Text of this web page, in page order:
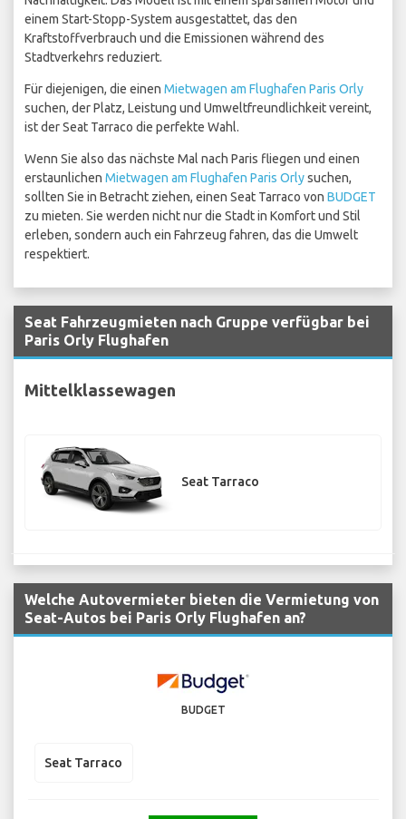
einem Start-Stopp-System ausgestattet, das den
Kraftstoffverbrauch und die Emissionen während des
Stadtverkehrs reduziert.
Für diejenigen, die einen Mietwagen am Flughafen Paris Orly
suchen, der Platz, Leistung und Umweltfreundlichkeit vereint,
ist der Seat Tarraco die perfekte Wahl.
Wenn Sie also das nächste Mal nach Paris fliegen und einen
erstaunlichen Mietwagen am Flughafen Paris Orlysuchen,
sollten Sie in Betracht ziehen, einen Seat Tarraco von BUDGET
zu mieten. Sie werden nicht nur die Stadt in Komfort und Stil
erleben, sondern auch ein Fahrzeug fahren, das die Umwelt
respektiert.
Seat Fahrzeugmieten nach Gruppe verfügbar bei
Paris Orly Flughafen
Mittelklassewagen
Seat Tarraco
Welche Autovermieter bieten die Vermietung von
Seat-Autos bei Paris Orly Flughafen an?
BUDGET
Seat Tarraco